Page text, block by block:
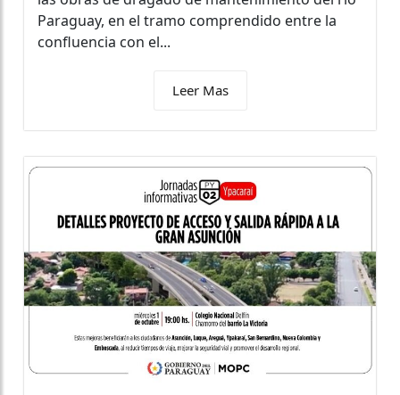
Paraguay, en el tramo comprendido entre la
confluencia con el...
Leer Mas